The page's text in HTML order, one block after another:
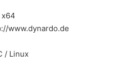
www.dynardo.de
/ Linux